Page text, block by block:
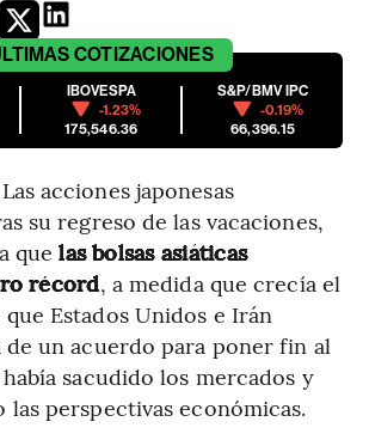
COTIZACIONES
IBOVESPA
-1.23%
175,546.36
S&P/BMV IPC
-0.19%
66,396.15
acciones japonesas
su regreso de las vacaciones,
quelas bolsas asiáticas
récord, a medida que crecía el
Estados Unidos e Irán
de un acuerdo para poner fin al
sacudido los mercados y
las perspectivas económicas.